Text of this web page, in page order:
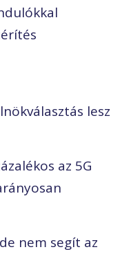
lesz
az 5G
nem segít az